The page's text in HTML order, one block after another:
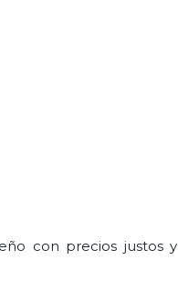
con precios justos y